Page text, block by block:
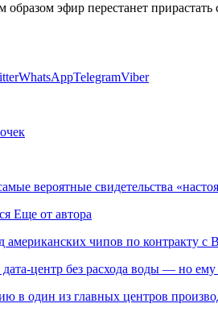
образом эфир перестанет
WhatsAppTelegramViber
вероятные свидетельства
Еще от автора
американских чипов по контракту с
центр без расхода воды — но
в один из главных центров